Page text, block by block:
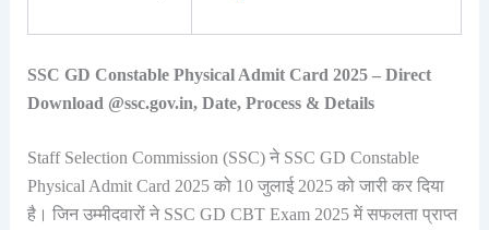
SSC GD Constable Physical Admit Card 2025 – Direct
Download @ssc.gov.in, Date, Process & Details
Staff Selection Commission (SSC) ने SSC GD Constable
Physical Admit Card 2025 को 10 जुलाई 2025 को जारी कर दिया
है। जिन उम्मीदवारों ने SSC GD CBT Exam 2025 में सफलता प्राप्त